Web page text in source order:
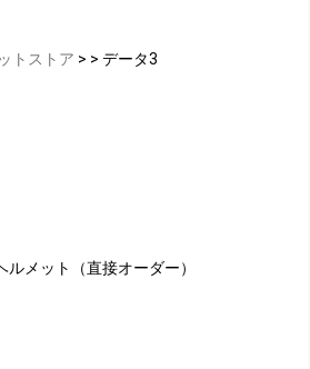
トストア > > データ3
メット（直接オーダー）